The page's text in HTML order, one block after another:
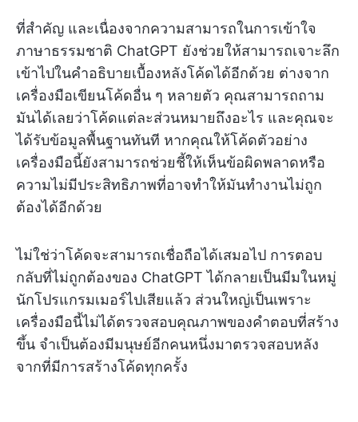
ที่สำคัญ และเนื่องจากความสามารถในการเข้าใจ
ภาษาธรรมชาติ ChatGPT ยังช่วยให้สามารถเจาะลึก
เข้าไปในคำอธิบายเบื้องหลังโค้ดได้อีกด้วย ต่างจาก
เครื่องมือเขียนโค้ดอื่น ๆ หลายตัว คุณสามารถถาม
มันได้เลยว่าโค้ดแต่ละส่วนหมายถึงอะไร และคุณจะ
ได้รับข้อมูลพื้นฐานทันที หากคุณให้โค้ดตัวอย่าง
เครื่องมือนี้ยังสามารถช่วยชี้ให้เห็นข้อผิดพลาดหรือ
ความไม่มีประสิทธิภาพที่อาจทำให้มันทำงานไม่ถูก
ต้องได้อีกด้วย
ไม่ใช่ว่าโค้ดจะสามารถเชื่อถือได้เสมอไป การตอบ
กลับที่ไม่ถูกต้องของ ChatGPT ได้กลายเป็นมีมในหมู่
นักโปรแกรมเมอร์ไปเสียแล้ว ส่วนใหญ่เป็นเพราะ
เครื่องมือนี้ไม่ได้ตรวจสอบคุณภาพของคำตอบที่สร้าง
ขึ้น จำเป็นต้องมีมนุษย์อีกคนหนึ่งมาตรวจสอบหลัง
จากที่มีการสร้างโค้ดทุกครั้ง